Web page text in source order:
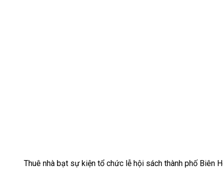
Thuê nhà bạt sự kiện tổ chức lễ hội sách thành phố Biên